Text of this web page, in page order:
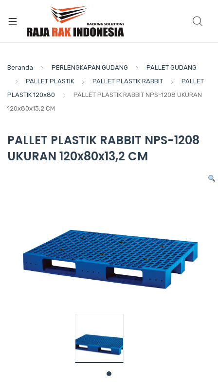
Beranda PERLENGKAPAN GUDANG
PALLET GUDANG
PALLET PLASTIK
PALLET PLASTIK RABBIT
PALLET
PLASTIK 120x80
PALLET PLASTIK RABBIT NPS-1208 UKURAN
120x80x13,2 CM
PALLET PLASTIK RABBIT NPS-1208
UKURAN 120x80x13,2 CM